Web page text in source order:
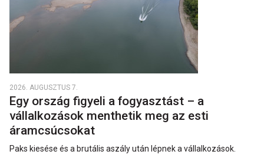
2026. AUGUSZTUS 7.
Egy ország figyeli a fogyasztást – a
vállalkozások menthetik meg az esti
áramcsúcsokat
Paks kiesése és a brutális aszály után lépnek a vállalkozások.